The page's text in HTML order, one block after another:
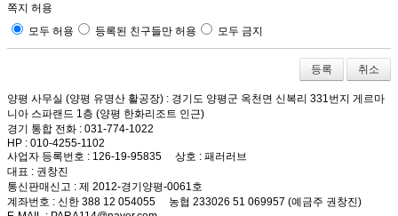
쪽지 허용
모두 허용
등록된 친구들만 허용 모두 금지
취소
양평 사무실 (양평 유명산 활공장) : 경기도 양평군 옥천면 신복리 331번지 게르마
니아 스파랜드 1층 (양평 한화리조트 인근)
경기 통합 전화 : 031-774-1022
HP : 010-4255-1102
사업자 등록번호 : 126-19-95835 상호 : 패러러브
대표 : 권창진
통신판매신고 : 제 2012-경기양평-0061호
계좌번호 : 신한 388 12 054055 농협 233026 51 069957 (예금주 권창진)